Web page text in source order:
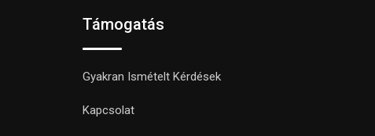
Támogatás
Gyakran Ismételt Kérdések
Kapcsolat